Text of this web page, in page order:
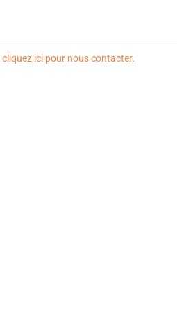
cliquez ici pour nous contacter.